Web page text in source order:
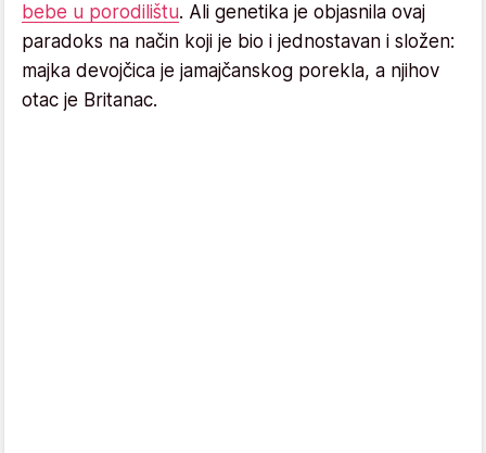
bebe u porodilištu. Ali genetika je objasnila ovaj
paradoks na način koji je bio i jednostavan i složen:
majka devojčica je jamajčanskog porekla, a njihov
otac je Britanac.